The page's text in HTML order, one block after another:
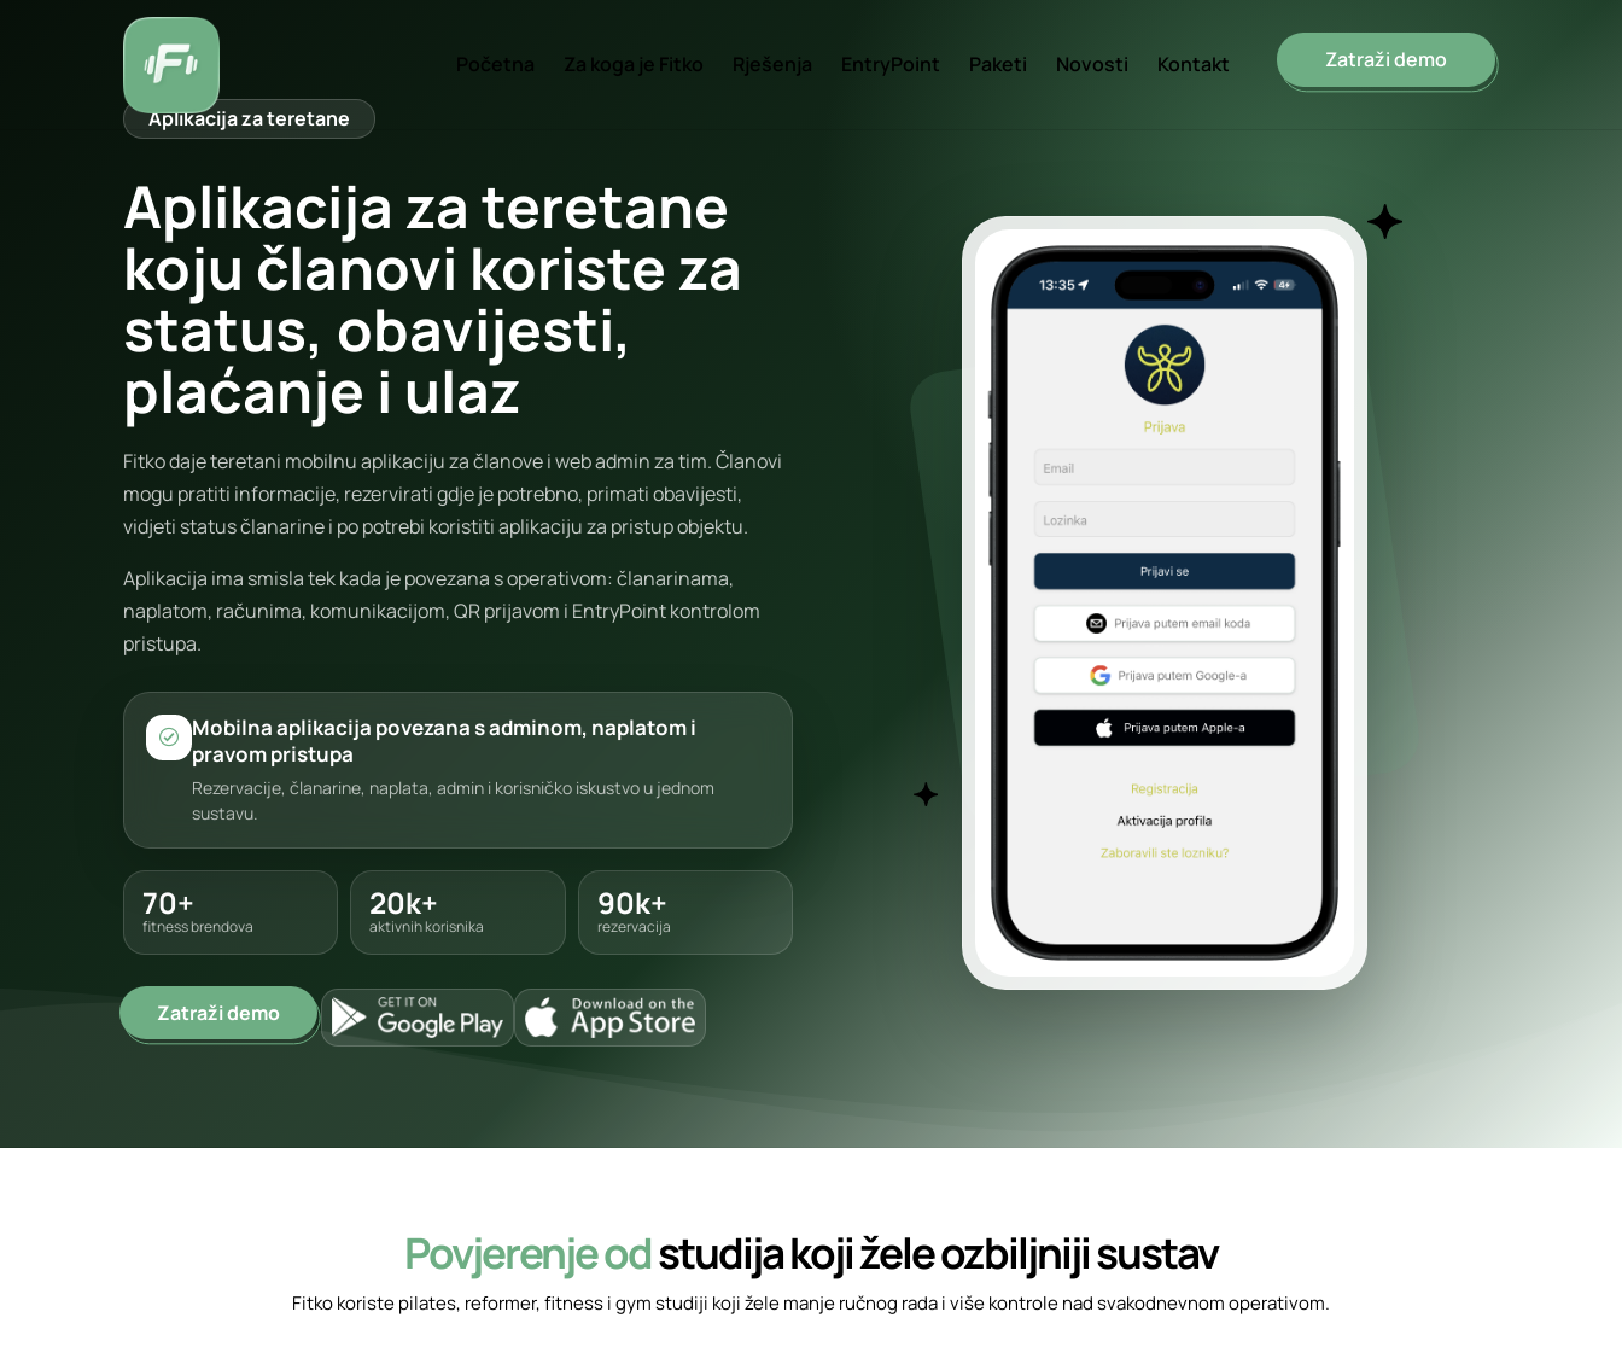
Početna Za koga je Fitko Rješenja EntryPoint Paketi Novosti Kontakt Zatraži demo
Aplikacija za teretane
Aplikacija za teretane
koju članovi koriste za
status, obavijesti,
plaćanje i ulaz
Fitko daje teretani mobilnu aplikaciju za članove i web admin za tim. Članovi
mogu pratiti informacije, rezervirati gdje je potrebno, primati obavijesti,
vidjeti status članarine i po potrebi koristiti aplikaciju za pristup objektu.
Aplikacija ima smisla tek kada je povezana s operativom: članarinama,
naplatom, računima, komunikacijom, QR prijavom i EntryPoint kontrolom
pristupa.
Mobilna aplikacija povezana s adminom, naplatom i
pravom pristupa
Rezervacije, članarine, naplata, admin i korisničko iskustvo u jednom
sustavu.
70+
fitness brendova
20k+
aktivnih korisnika
90k+
rezervacija
Zatraži demo
Povjerenje odstudija koji žele ozbiljniji sustav
Fitko koriste pilates, reformer, fitness i gym studiji koji žele manje ručnog rada i više kontrole nad svakodnevnom operativom.